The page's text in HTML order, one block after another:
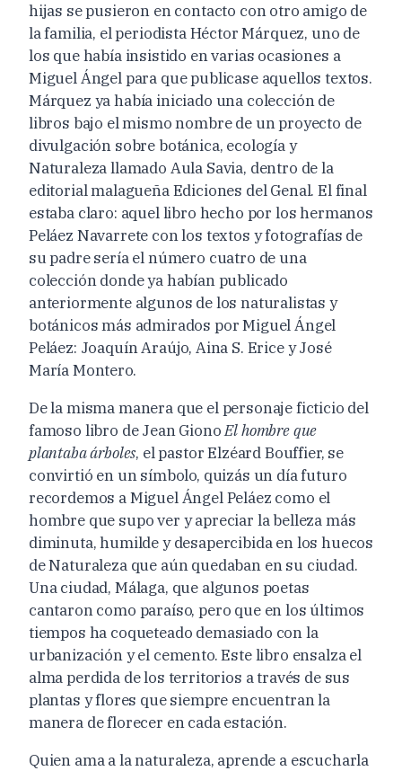
hijas se pusieron en contacto con otro amigo de
la familia, el periodista Héctor Márquez, uno de
los que había insistido en varias ocasiones a
Miguel Ángel para que publicase aquellos textos.
Márquez ya había iniciado una colección de
libros bajo el mismo nombre de un proyecto de
divulgación sobre botánica, ecología y
Naturaleza llamado Aula Savia, dentro de la
editorial malagueña Ediciones del Genal. El final
estaba claro: aquel libro hecho por los hermanos
Peláez Navarrete con los textos y fotografías de
su padre sería el número cuatro de una
colección donde ya habían publicado
anteriormente algunos de los naturalistas y
botánicos más admirados por Miguel Ángel
Peláez: Joaquín Araújo, Aina S. Erice y José
María Montero.
De la misma manera que el personaje ficticio del
famoso libro de Jean GionoEl hombre que
plantaba árboles, el pastor Elzéard Bouffier, se
convirtió en un símbolo, quizás un día futuro
recordemos a Miguel Ángel Peláez como el
hombre que supo ver y apreciar la belleza más
diminuta, humilde y desapercibida en los huecos
de Naturaleza que aún quedaban en su ciudad.
Una ciudad, Málaga, que algunos poetas
cantaron como paraíso, pero que en los últimos
tiempos ha coqueteado demasiado con la
urbanización y el cemento. Este libro ensalza el
alma perdida de los territorios a través de sus
plantas y flores que siempre encuentran la
manera de florecer en cada estación.
Quien ama a la naturaleza, aprende a escucharla